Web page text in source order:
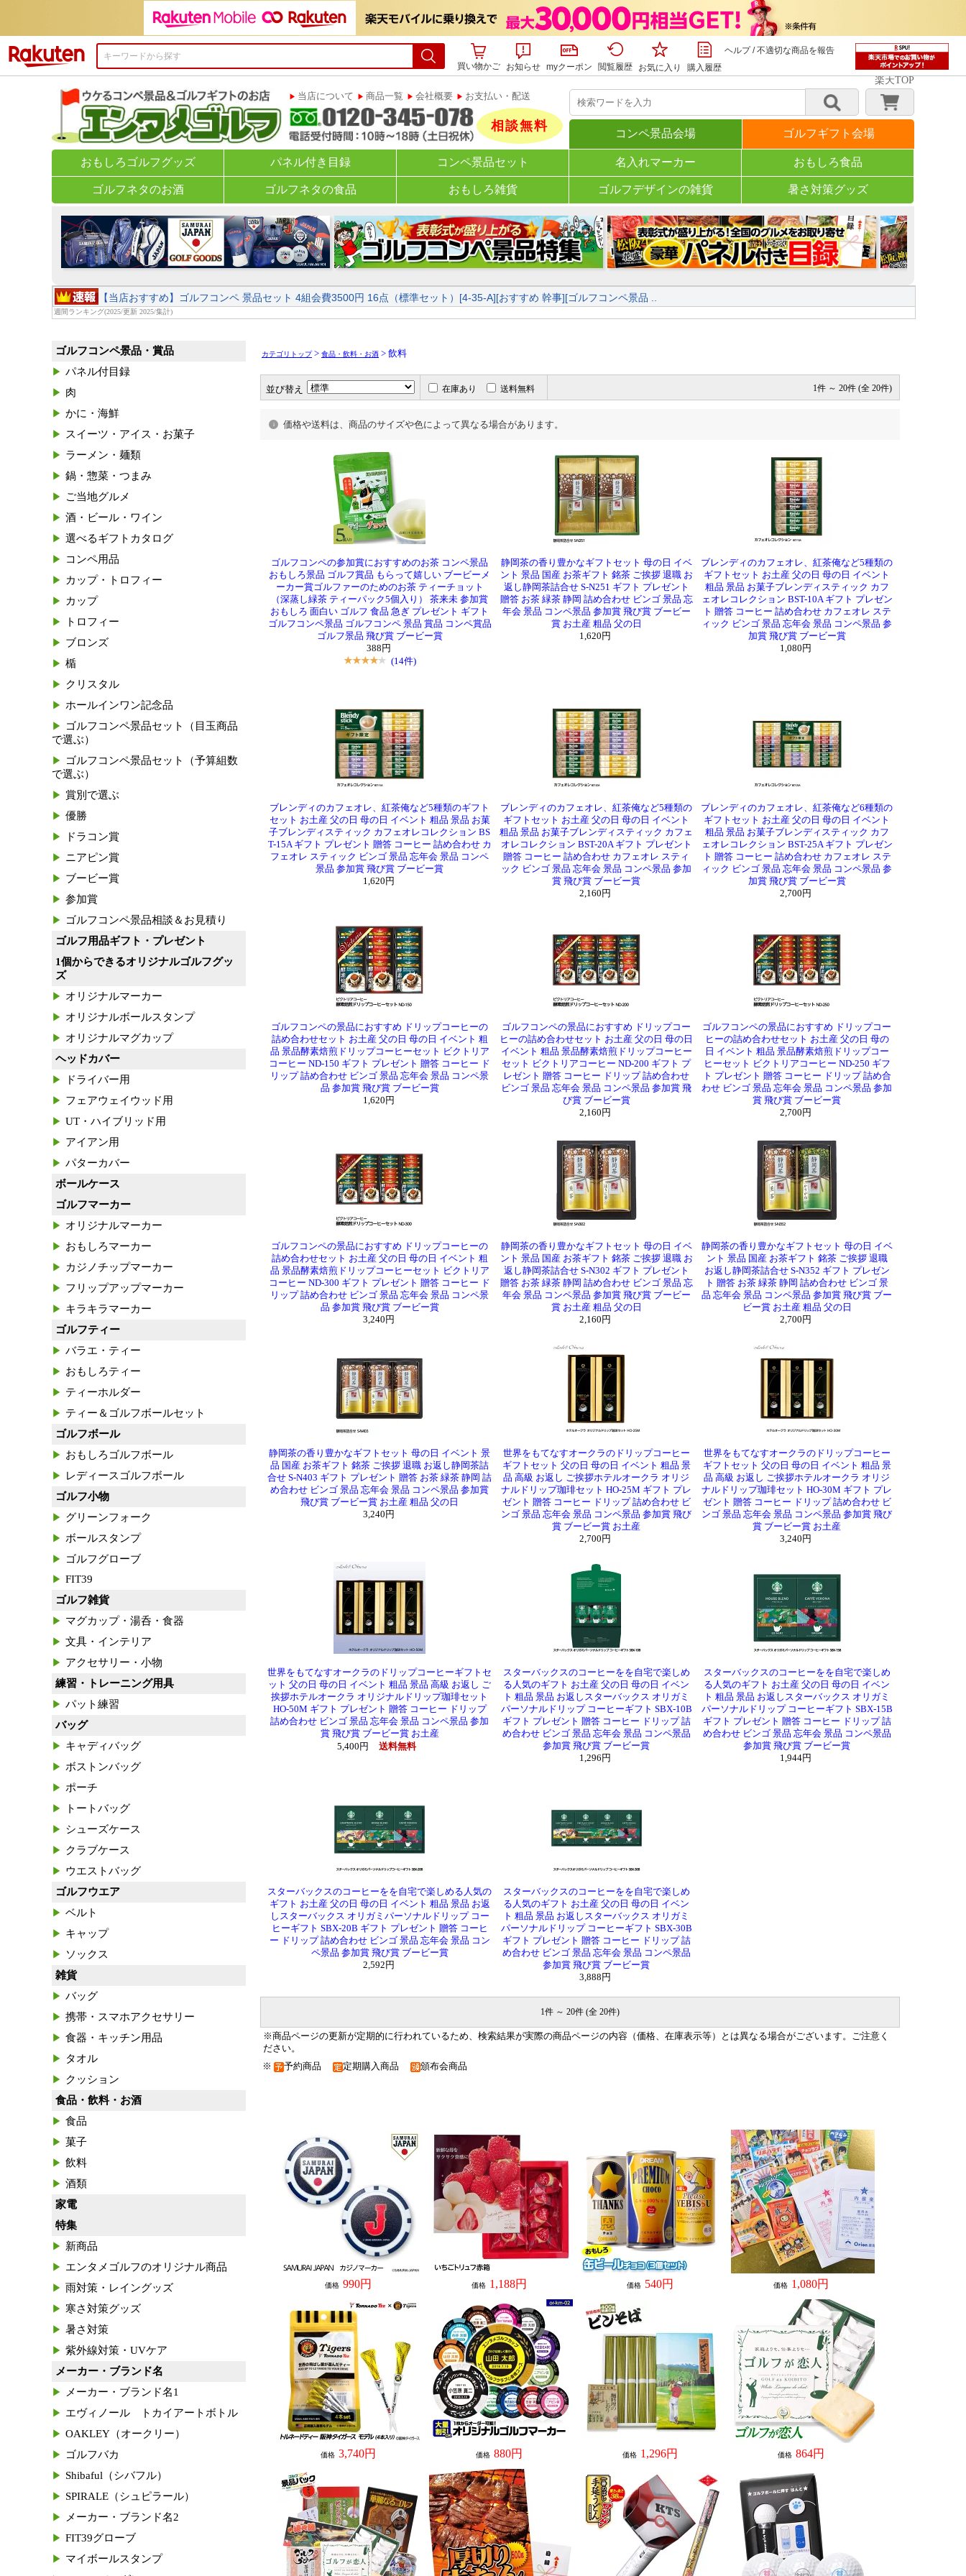
買い物かご
お知らせ myクーポン 閲覧履歴 お気に入り 購入履歴
ヘルプ/不適切な商品を報告
当店について 商品一覧 会社概要 お支払い・配送
相談無料
楽天TOP
コンペ景品会場
おもしろゴルフグッズ パネル付き目録 コンペ景品セット 名入れマーカー おもしろ食品
ゴルフネタのお酒 ゴルフネタの食品 おもしろ雑貨 ゴルフデザインの雑貨 暑さ対策グッズ
ゴルフギフト会場
おもしろゴルフグッズ ゴルフボール ヘッドカバー ゴルフデザインの雑貨 名入れアイテム
キャラクターグッズ バッグ・ポーチ 暑さ対策グッズ ブランド商品 球団グッズ
ゴルフコンペ景品・賞品
パネル付目録
肉
かに・海鮮
スイーツ・アイス・お菓子
ラーメン・麺類
鍋・惣菜・つまみ
ご当地グルメ
酒・ビール・ワイン
選べるギフトカタログ
コンペ用品
カップ・トロフィー
カップ
トロフィー
ブロンズ
楯
クリスタル
ホールインワン記念品
ゴルフコンペ景品セット（目玉商品
で選ぶ）
ゴルフコンペ景品セット（予算組数
で選ぶ）
賞別で選ぶ
優勝
ドラコン賞
ニアピン賞
ブービー賞
参加賞
ゴルフコンペ景品相談＆お見積り
ゴルフ用品ギフト・プレゼント
1個からできるオリジナルゴルフグッ
ズ
オリジナルマーカー
オリジナルボールスタンプ
オリジナルマグカップ
ヘッドカバー
ドライバー用
フェアウェイウッド用
UT・ハイブリッド用
アイアン用
パターカバー
ボールケース
ゴルフマーカー
オリジナルマーカー
おもしろマーカー
カジノチップマーカー
フリップアップマーカー
キラキラマーカー
ゴルフティー
バラエ・ティー
おもしろティー
ティーホルダー
ティー＆ゴルフボールセット
ゴルフボール
おもしろゴルフボール
レディースゴルフボール
ゴルフ小物
グリーンフォーク
ボールスタンプ
ゴルフグローブ
FIT39
ゴルフ雑貨
マグカップ・湯呑・食器
文具・インテリア
アクセサリー・小物
練習・トレーニング用具
パット練習
バッグ
キャディバッグ
ボストンバッグ
ポーチ
トートバッグ
シューズケース
クラブケース
ウエストバッグ
ゴルフウエア
ベルト
キャップ
ソックス
雑貨
バッグ
携帯・スマホアクセサリー
食器・キッチン用品
タオル
クッション
食品・飲料・お酒
食品
菓子
飲料
酒類
家電
特集
新商品
エンタメゴルフのオリジナル商品
雨対策・レイングッズ
寒さ対策グッズ
暑さ対策
紫外線対策・UVケア
メーカー・ブランド名
メーカー・ブランド名1
エヴィノール トカイアートボトル
OAKLEY（オークリー）
ゴルフバカ
Shibaful（シバフル）
SPIRALE（シュピラール）
メーカー・ブランド名2
FIT39グローブ
マイボールスタンプ
カテゴリトップ> 食品・飲料・お酒 > 飲料
並び替え 在庫あり 送料無料 1件 ～ 20件 (全 20件)
価格や送料は、商品のサイズや色によって異なる場合があります。
ゴルフコンペの参加賞におすすめのお茶 コンペ景品
おもしろ景品 ゴルフ賞品 もらって嬉しい ブービーメ
ーカー賞ゴルファーのためのお茶 ティーチョット
（深蒸し緑茶 ティーパック5個入り） 茶来未 参加賞
おもしろ 面白い ゴルフ 食品 急ぎ プレゼント ギフト
ゴルフコンペ景品 ゴルフコンペ 景品 賞品 コンペ賞品
ゴルフ景品 飛び賞 ブービー賞
388円
(14件)
静岡茶の香り豊かなギフトセット 母の日 イベ
ント 景品 国産 お茶ギフト 銘茶 ご挨拶 退職 お
返し静岡茶詰合せ S-N251 ギフト プレゼント
贈答 お茶 緑茶 静岡 詰め合わせ ビンゴ 景品 忘
年会 景品 コンペ景品 参加賞 飛び賞 ブービー
賞 お土産 粗品 父の日
1,620円
ブレンディのカフェオレ、紅茶俺など5種類の
ギフトセット お土産 父の日 母の日 イベント
粗品 景品 お菓子ブレンディスティック カフ
ェオレコレクション BST-10A ギフト プレゼン
ト 贈答 コーヒー 詰め合わせ カフェオレ ステ
ィック ビンゴ 景品 忘年会 景品 コンペ景品 参
加賞 飛び賞 ブービー賞
1,080円
ブレンディのカフェオレ、紅茶俺など5種類のギフト
セット お土産 父の日 母の日 イベント 粗品 景品 お菓
子ブレンディスティック カフェオレコレクション BS
T-15A ギフト プレゼント 贈答 コーヒー 詰め合わせ カ
フェオレ スティック ビンゴ 景品 忘年会 景品 コンペ
景品 参加賞 飛び賞 ブービー賞
1,620円
ブレンディのカフェオレ、紅茶俺など5種類の
ギフトセット お土産 父の日 母の日 イベント
粗品 景品 お菓子ブレンディスティック カフェ
オレコレクション BST-20A ギフト プレゼント
贈答 コーヒー 詰め合わせ カフェオレ スティ
ック ビンゴ 景品 忘年会 景品 コンペ景品 参加
賞 飛び賞 ブービー賞
2,160円
ブレンディのカフェオレ、紅茶俺など6種類の
ギフトセット お土産 父の日 母の日 イベント
粗品 景品 お菓子ブレンディスティック カフ
ェオレコレクション BST-25A ギフト プレゼン
ト 贈答 コーヒー 詰め合わせ カフェオレ ステ
ィック ビンゴ 景品 忘年会 景品 コンペ景品 参
加賞 飛び賞 ブービー賞
2,700円
ゴルフコンペの景品におすすめ ドリップコーヒーの
詰め合わせセット お土産 父の日 母の日 イベント 粗
品 景品酵素焙煎ドリップコーヒーセット ビクトリア
コーヒー ND-150 ギフト プレゼント 贈答 コーヒー ド
リップ 詰め合わせ ビンゴ 景品 忘年会 景品 コンペ景
品 参加賞 飛び賞 ブービー賞
1,620円
ゴルフコンペの景品におすすめ ドリップコー
ヒーの詰め合わせセット お土産 父の日 母の日
イベント 粗品 景品酵素焙煎ドリップコーヒー
セット ビクトリアコーヒー ND-200 ギフト プ
レゼント 贈答 コーヒー ドリップ 詰め合わせ
ビンゴ 景品 忘年会 景品 コンペ景品 参加賞 飛
び賞 ブービー賞
2,160円
ゴルフコンペの景品におすすめ ドリップコー
ヒーの詰め合わせセット お土産 父の日 母の
日 イベント 粗品 景品酵素焙煎ドリップコー
ヒーセット ビクトリアコーヒー ND-250 ギフ
ト プレゼント 贈答 コーヒー ドリップ 詰め合
わせ ビンゴ 景品 忘年会 景品 コンペ景品 参加
賞 飛び賞 ブービー賞
2,700円
ゴルフコンペの景品におすすめ ドリップコーヒーの
詰め合わせセット お土産 父の日 母の日 イベント 粗
品 景品酵素焙煎ドリップコーヒーセット ビクトリア
コーヒー ND-300 ギフト プレゼント 贈答 コーヒー ド
リップ 詰め合わせ ビンゴ 景品 忘年会 景品 コンペ景
品 参加賞 飛び賞 ブービー賞
3,240円
静岡茶の香り豊かなギフトセット 母の日 イベ
ント 景品 国産 お茶ギフト 銘茶 ご挨拶 退職 お
返し静岡茶詰合せ S-N302 ギフト プレゼント
贈答 お茶 緑茶 静岡 詰め合わせ ビンゴ 景品 忘
年会 景品 コンペ景品 参加賞 飛び賞 ブービー
賞 お土産 粗品 父の日
2,160円
静岡茶の香り豊かなギフトセット 母の日 イベ
ント 景品 国産 お茶ギフト 銘茶 ご挨拶 退職
お返し静岡茶詰合せ S-N352 ギフト プレゼン
ト 贈答 お茶 緑茶 静岡 詰め合わせ ビンゴ 景
品 忘年会 景品 コンペ景品 参加賞 飛び賞 ブー
ビー賞 お土産 粗品 父の日
2,700円
静岡茶の香り豊かなギフトセット 母の日 イベント 景
品 国産 お茶ギフト 銘茶 ご挨拶 退職 お返し静岡茶詰
合せ S-N403 ギフト プレゼント 贈答 お茶 緑茶 静岡 詰
め合わせ ビンゴ 景品 忘年会 景品 コンペ景品 参加賞
飛び賞 ブービー賞 お土産 粗品 父の日
3,240円
世界をもてなすオークラのドリップコーヒー
ギフトセット 父の日 母の日 イベント 粗品 景
品 高級 お返し ご挨拶ホテルオークラ オリジ
ナルドリップ珈琲セット HO-25M ギフト プレ
ゼント 贈答 コーヒー ドリップ 詰め合わせ ビ
ンゴ 景品 忘年会 景品 コンペ景品 参加賞 飛び
賞 ブービー賞 お土産
2,700円
世界をもてなすオークラのドリップコーヒー
ギフトセット 父の日 母の日 イベント 粗品 景
品 高級 お返し ご挨拶ホテルオークラ オリジ
ナルドリップ珈琲セット HO-30M ギフト プレ
ゼント 贈答 コーヒー ドリップ 詰め合わせ ビ
ンゴ 景品 忘年会 景品 コンペ景品 参加賞 飛び
賞 ブービー賞 お土産
3,240円
世界をもてなすオークラのドリップコーヒーギフトセ
ット 父の日 母の日 イベント 粗品 景品 高級 お返し ご
挨拶ホテルオークラ オリジナルドリップ珈琲セット
HO-50M ギフト プレゼント 贈答 コーヒー ドリップ
詰め合わせ ビンゴ 景品 忘年会 景品 コンペ景品 参加
賞 飛び賞 ブービー賞 お土産
5,400円
送料無料
スターバックスのコーヒーをを自宅で楽しめ
る人気のギフト お土産 父の日 母の日 イベン
ト 粗品 景品 お返しスターバックス オリガミ
パーソナルドリップ コーヒーギフト SBX-10B
ギフト プレゼント 贈答 コーヒー ドリップ 詰
め合わせ ビンゴ 景品 忘年会 景品 コンペ景品
参加賞 飛び賞 ブービー賞
1,296円
スターバックスのコーヒーをを自宅で楽しめ
る人気のギフト お土産 父の日 母の日 イベン
ト 粗品 景品 お返しスターバックス オリガミ
パーソナルドリップ コーヒーギフト SBX-15B
ギフト プレゼント 贈答 コーヒー ドリップ 詰
め合わせ ビンゴ 景品 忘年会 景品 コンペ景品
参加賞 飛び賞 ブービー賞
1,944円
スターバックスのコーヒーをを自宅で楽しめる人気の
ギフト お土産 父の日 母の日 イベント 粗品 景品 お返
しスターバックス オリガミパーソナルドリップ コー
ヒーギフト SBX-20B ギフト プレゼント 贈答 コーヒ
ー ドリップ 詰め合わせ ビンゴ 景品 忘年会 景品 コン
ペ景品 参加賞 飛び賞 ブービー賞
2,592円
スターバックスのコーヒーをを自宅で楽しめ
る人気のギフト お土産 父の日 母の日 イベン
ト 粗品 景品 お返しスターバックス オリガミ
パーソナルドリップ コーヒーギフト SBX-30B
ギフト プレゼント 贈答 コーヒー ドリップ 詰
め合わせ ビンゴ 景品 忘年会 景品 コンペ景品
参加賞 飛び賞 ブービー賞
3,888円
1件 ～ 20件 (全 20件)
※商品ページの更新が定期的に行われているため、検索結果が実際の商品ページの内容（価格、在庫表示等）とは異なる場合がございます。ご注意く
ださい。
※ 予約商品 定期購入商品 頒布会商品
価格 990円 価格 1,188円 価格 540円 価格 1,080円
価格 3,740円 価格 880円 価格 1,296円 価格 864円